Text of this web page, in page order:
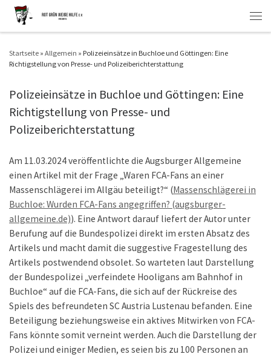
Zum Inhalt springen
Startseite » Allgemein » Polizeieinsätze in Buchloe und Göttingen: Eine
Richtigstellung von Presse- und Polizeiberichterstattung
Polizeieinsätze in Buchloe und Göttingen: Eine
Richtigstellung von Presse- und
Polizeiberichterstattung
Am 11.03.2024 veröffentlichte die Augsburger Allgemeine
einen Artikel mit der Frage „Waren FCA-Fans an einer
Massenschlägerei im Allgäu beteiligt?“ (Massenschlägerei in
Buchloe: Wurden FCA-Fans angegriffen? (augsburger-
allgemeine.de)). Eine Antwort darauf liefert der Autor unter
Berufung auf die Bundespolizei direkt im ersten Absatz des
Artikels und macht damit die suggestive Fragestellung des
Artikels postwendend obsolet. So warteten laut Darstellung
der Bundespolizei „verfeindete Hooligans am Bahnhof in
Buchloe“ auf die FCA-Fans, die sich auf der Rückreise des
Spiels des befreundeten SC Austria Lustenau befanden. Eine
Beteiligung beziehungsweise ein aktives Mitwirken von FCA-
Fans könnte somit verneint werden. Auch die Darstellung der
Polizei und einiger Medien, es seien bis zu 100 Personen an